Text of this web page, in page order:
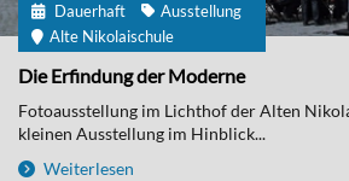
Dauerhaft
Ausstellung
Alte Nikolaischule
Die Erfindung der Moderne
Fotoausstellung im Lichthof der Alten
kleinen Ausstellung im Hinblick...
Weiterlesen